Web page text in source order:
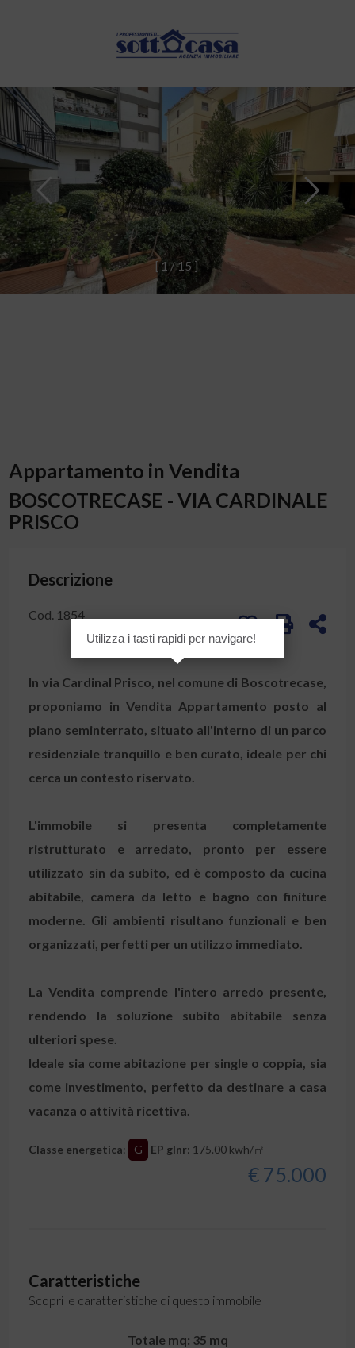
[1/15 ]
Appartamento in Vendita
BOSCOTRECASE - VIA CARDINALE
PRISCO
Descrizione
Cod. 1854
In via Cardinal Prisco, nel comune di Boscotrecase,
proponiamo in Vendita Appartamento posto al
piano seminterrato, situato all'interno di un parco
residenziale tranquillo e ben curato, ideale per chi
cerca un contesto riservato.
L'immobile si presenta completamente
ristrutturato e arredato, pronto per essere
utilizzato sin da subito, ed è composto da cucina
abitabile, camera da letto e bagno con finiture
moderne. Gli ambienti risultano funzionali e ben
organizzati, perfetti per un utilizzo immediato.
LaVendita comprende l'intero arredo presente,
rendendo la soluzione subito abitabile senza
ulteriori spese.
Ideale sia come abitazione per single o coppia, sia
come investimento, perfetto da destinare a casa
vacanza o attività ricettiva.
Classe energetica: G EP glnr: 175.00 kwh/㎡
€ 75.000
Caratteristiche
Scopri le caratteristiche di questo immobile
Totale mq: 35 mq
Utilizza i tasti rapidi per navigare!